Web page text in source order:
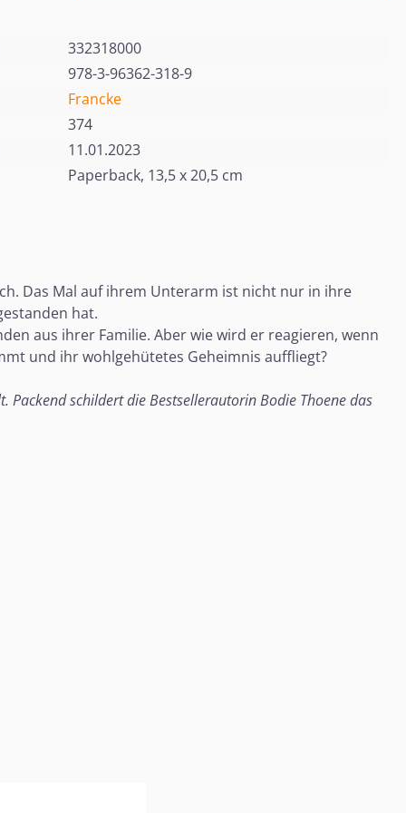
332318000
978-3-96362-318-9
Francke
374
11.01.2023
Paperback, 13,5 x 20,5 cm
Das Mal auf ihrem Unterarm ist nicht nur in ihre
hat.
aus ihrer Familie. Aber wie wird er reagieren, wenn
und ihr wohlgehütetes Geheimnis auffliegt?
schildert die Bestsellerautorin Bodie Thoene das